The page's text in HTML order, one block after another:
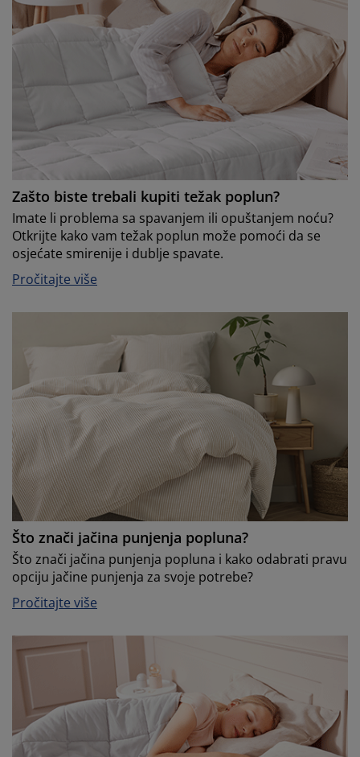
Zašto biste trebali kupiti težak poplun?
Imate li problema sa spavanjem ili opuštanjem noću?
Otkrijte kako vam težak poplun može pomoći da se
osjećate smirenije i dublje spavate.
Pročitajte više
Što znači jačina punjenja popluna?
Što znači jačina punjenja popluna i kako odabrati pravu
opciju jačine punjenja za svoje potrebe?
Pročitajte više